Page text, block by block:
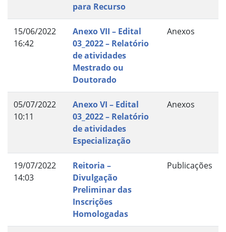
para Recurso
15/06/2022
16:42
Anexo VII – Edital
03_2022 – Relatório
de atividades
Mestrado ou
Doutorado
Anexos
05/07/2022
10:11
Anexo VI – Edital
03_2022 – Relatório
de atividades
Especialização
Anexos
19/07/2022
14:03
Reitoria –
Divulgação
Preliminar das
Inscrições
Homologadas
Publicações